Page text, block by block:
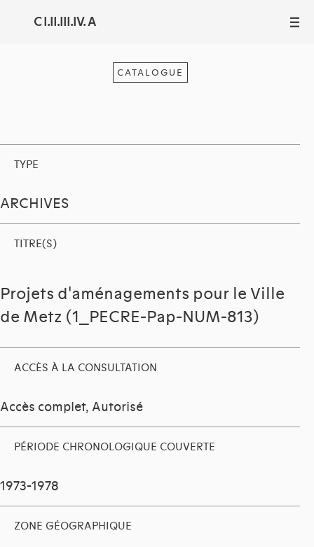
C I.II.III.IV. A III
CATALOGUE
TYPE
ARCHIVES
TITRE(S)
Projets d'aménagements pour le Ville
de Metz (1_PECRE-Pap-NUM-813)
ACCÈS À LA CONSULTATION
Accès complet, Autorisé
PÉRIODE CHRONOLOGIQUE COUVERTE
1973-1978
ZONE GÉOGRAPHIQUE